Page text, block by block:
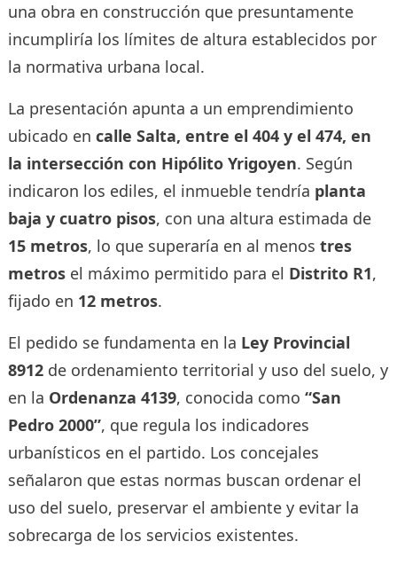
una obra en construcción que presuntamente
incumpliría los límites de altura establecidos por
la normativa urbana local.
La presentación apunta a un emprendimiento
ubicado en calle Salta, entre el 404 y el 474, en
la intersección con Hipólito Yrigoyen. Según
indicaron los ediles, el inmueble tendría planta
baja y cuatro pisos, con una altura estimada de
15 metros, lo que superaría en al menos tres
metrosel máximo permitido para el Distrito R1,
fijado en 12 metros.
El pedido se fundamenta en la Ley Provincial
8912de ordenamiento territorial y uso del suelo, y
en la Ordenanza 4139, conocida como “San
Pedro 2000”, que regula los indicadores
urbanísticos en el partido. Los concejales
señalaron que estas normas buscan ordenar el
uso del suelo, preservar el ambiente y evitar la
sobrecarga de los servicios existentes.